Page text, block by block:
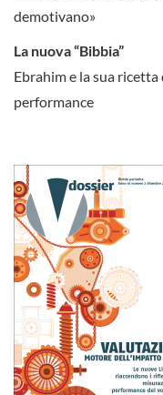
demotivano»
La nuova “Bibbia”
Ebrahim e la sua
performance